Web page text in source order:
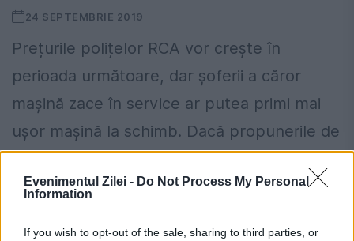
Evenimentul Zilei - Do Not Process My Personal
Information
If you wish to opt-out of the sale, sharing to third parties, or
24 SEPTEMBRIE 2019
Prețurile polițelor RCA vor crește în
perioada următoare, dar șoferii a căror
mașină zace în service ar putea primi mai
ușor mașină la schimb. Dacă propunerile de